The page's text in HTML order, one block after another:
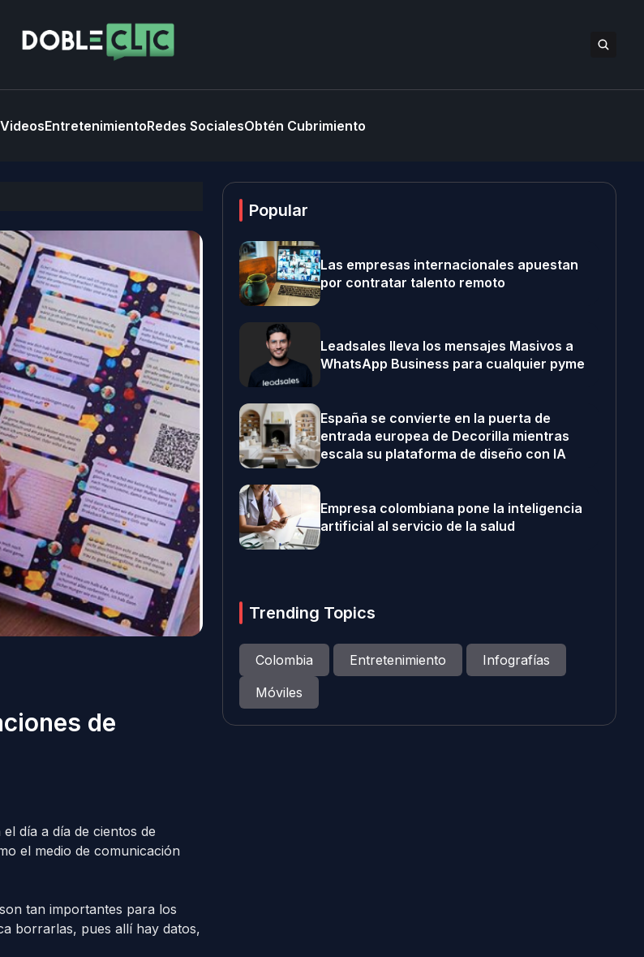
VideosEntretenimientoRedes SocialesObtén Cubrimiento
de
día a día de cientos de
el medio de comunicación
tan importantes para los
borrarlas, pues allí hay datos,
Popular
Las empresas internacionales apuestan
por contratar talento remoto
Leadsales lleva los mensajes Masivos a
WhatsApp Business para cualquier pyme
España se convierte en la puerta de
entrada europea de Decorilla mientras
escala su plataforma de diseño con IA
Empresa colombiana pone la inteligencia
artificial al servicio de la salud
Trending Topics
Colombia Entretenimiento
Infografías
Móviles